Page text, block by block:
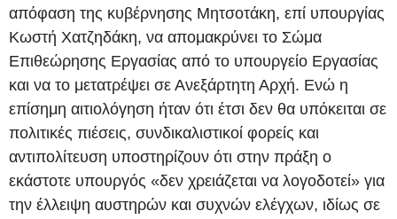
απόφαση της κυβέρνησης Μητσοτάκη, επί υπουργίας
Κωστή Χατζηδάκη, να απομακρύνει το Σώμα
Επιθεώρησης Εργασίας από το υπουργείο Εργασίας
και να το μετατρέψει σε Ανεξάρτητη Αρχή. Ενώ η
επίσημη αιτιολόγηση ήταν ότι έτσι δεν θα υπόκειται σε
πολιτικές πιέσεις, συνδικαλιστικοί φορείς και
αντιπολίτευση υποστηρίζουν ότι στην πράξη ο
εκάστοτε υπουργός «δεν χρειάζεται να λογοδοτεί» για
την έλλειψη αυστηρών και συχνών ελέγχων, ιδίως σε